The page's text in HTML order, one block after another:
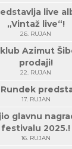
live
„Vintaž live“!
26. RUJAN
klub Azimut
prodaji!
22. RUJAN
17. RUJAN
glavnu
festivalu 2025.!
16. RUJAN